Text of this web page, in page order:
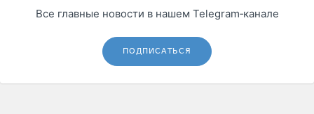
Все главные новости в нашем Telegram‑канале
ПОДПИСАТЬСЯ